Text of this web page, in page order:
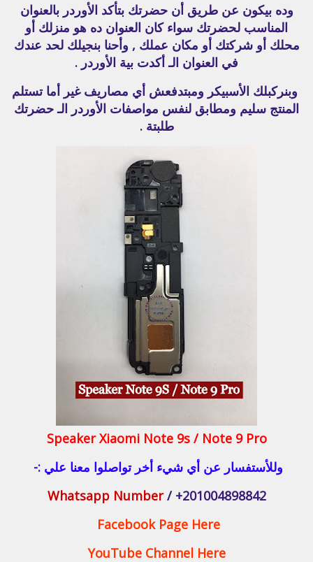
وده بيكون عن طريق أن حضرتك بتأكد الأوردر بالعنوان
المناسب لحضرتك سواء كان العنوان ده هو منزلك أو
محلك أو شركتك أو مكان عملك , وأحنا بنجيلك لحد عندك
في العنوان الـ أكدت بية الأوردر .
وبنركبلك الأسبيكر ومبتدفعش أي مصاريف غير أما تستلم
المنتج سليم ومطابق لنفس مواصفات الأوردر الـ حضرتك
طلبتة .
Speaker Xiaomi Note 9s / Note 9 Pro
وللأستفسار عن أي شيء أخر تواصلوا معنا علي :-
Whatsapp Number/ +201004898842
Facebook Page Here
YouTube Channel Here